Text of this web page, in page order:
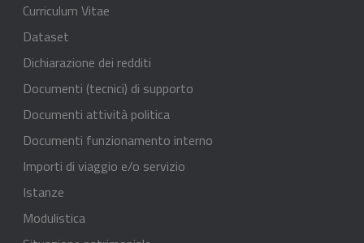
Curriculum Vitae
Dataset
Dichiarazione dei redditi
Documenti (tecnici) di supporto
Documenti attività politica
Documenti funzionamento interno
Importi di viaggio e/o servizio
Istanze
Modulistica